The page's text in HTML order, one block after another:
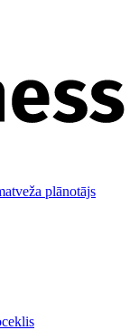
plānotājs